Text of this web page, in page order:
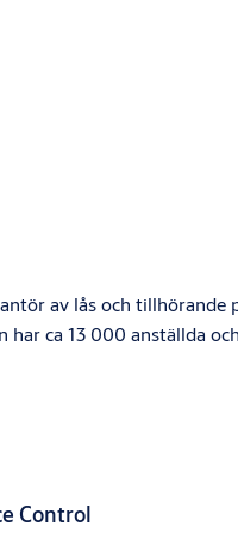
av lås och tillhörande
har ca 13 000 anställda och
Control